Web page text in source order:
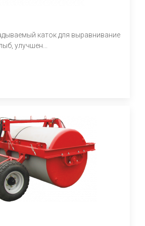
каток для выравнивание
улучшен...